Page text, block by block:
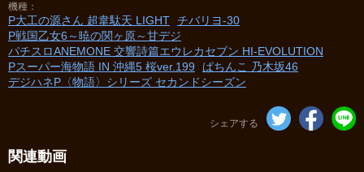
機種
P大工の源さん 超韋駄天 LIGHT チバリヨ‐30
P戦国乙女6～暁の関ヶ原～甘デジ
パチスロANEMONE 交響詩篇エウレカセブン HI‐EVOLUTION
Pスーパー海物語 IN 沖縄5 桜ver.199 ぱちんこ 乃木坂46
デジハネP〈物語〉シリーズ セカンドシーズン
シェアする
関連動画